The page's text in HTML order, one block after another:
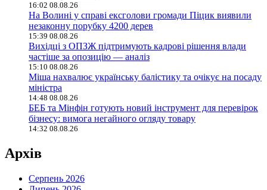
16:02 08.08.26
На Волині у справі ексголови громади Піцик виявили
незаконну порубку 4200 дерев
15:39 08.08.26
Вихідці з ОПЗЖ підтримують кадрові рішення влади
частіше за опозицію — аналіз
15:10 08.08.26
Міша нахвалює українську балістику та очікує на посаду
міністра
14:48 08.08.26
БЕБ та Мінфін готують новий інструмент для перевірок
бізнесу: вимога негайного огляду товару
14:32 08.08.26
Архів
Серпень 2026